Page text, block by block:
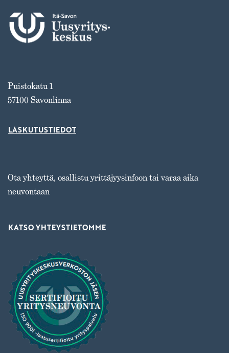
Puistokatu 1
57100 Savonlinna
LASKUTUSTIEDOT
Ota yhteyttä, osallistu yrittäjyysinfoon tai varaa aika
neuvontaan
KATSO YHTEYSTIETOMME